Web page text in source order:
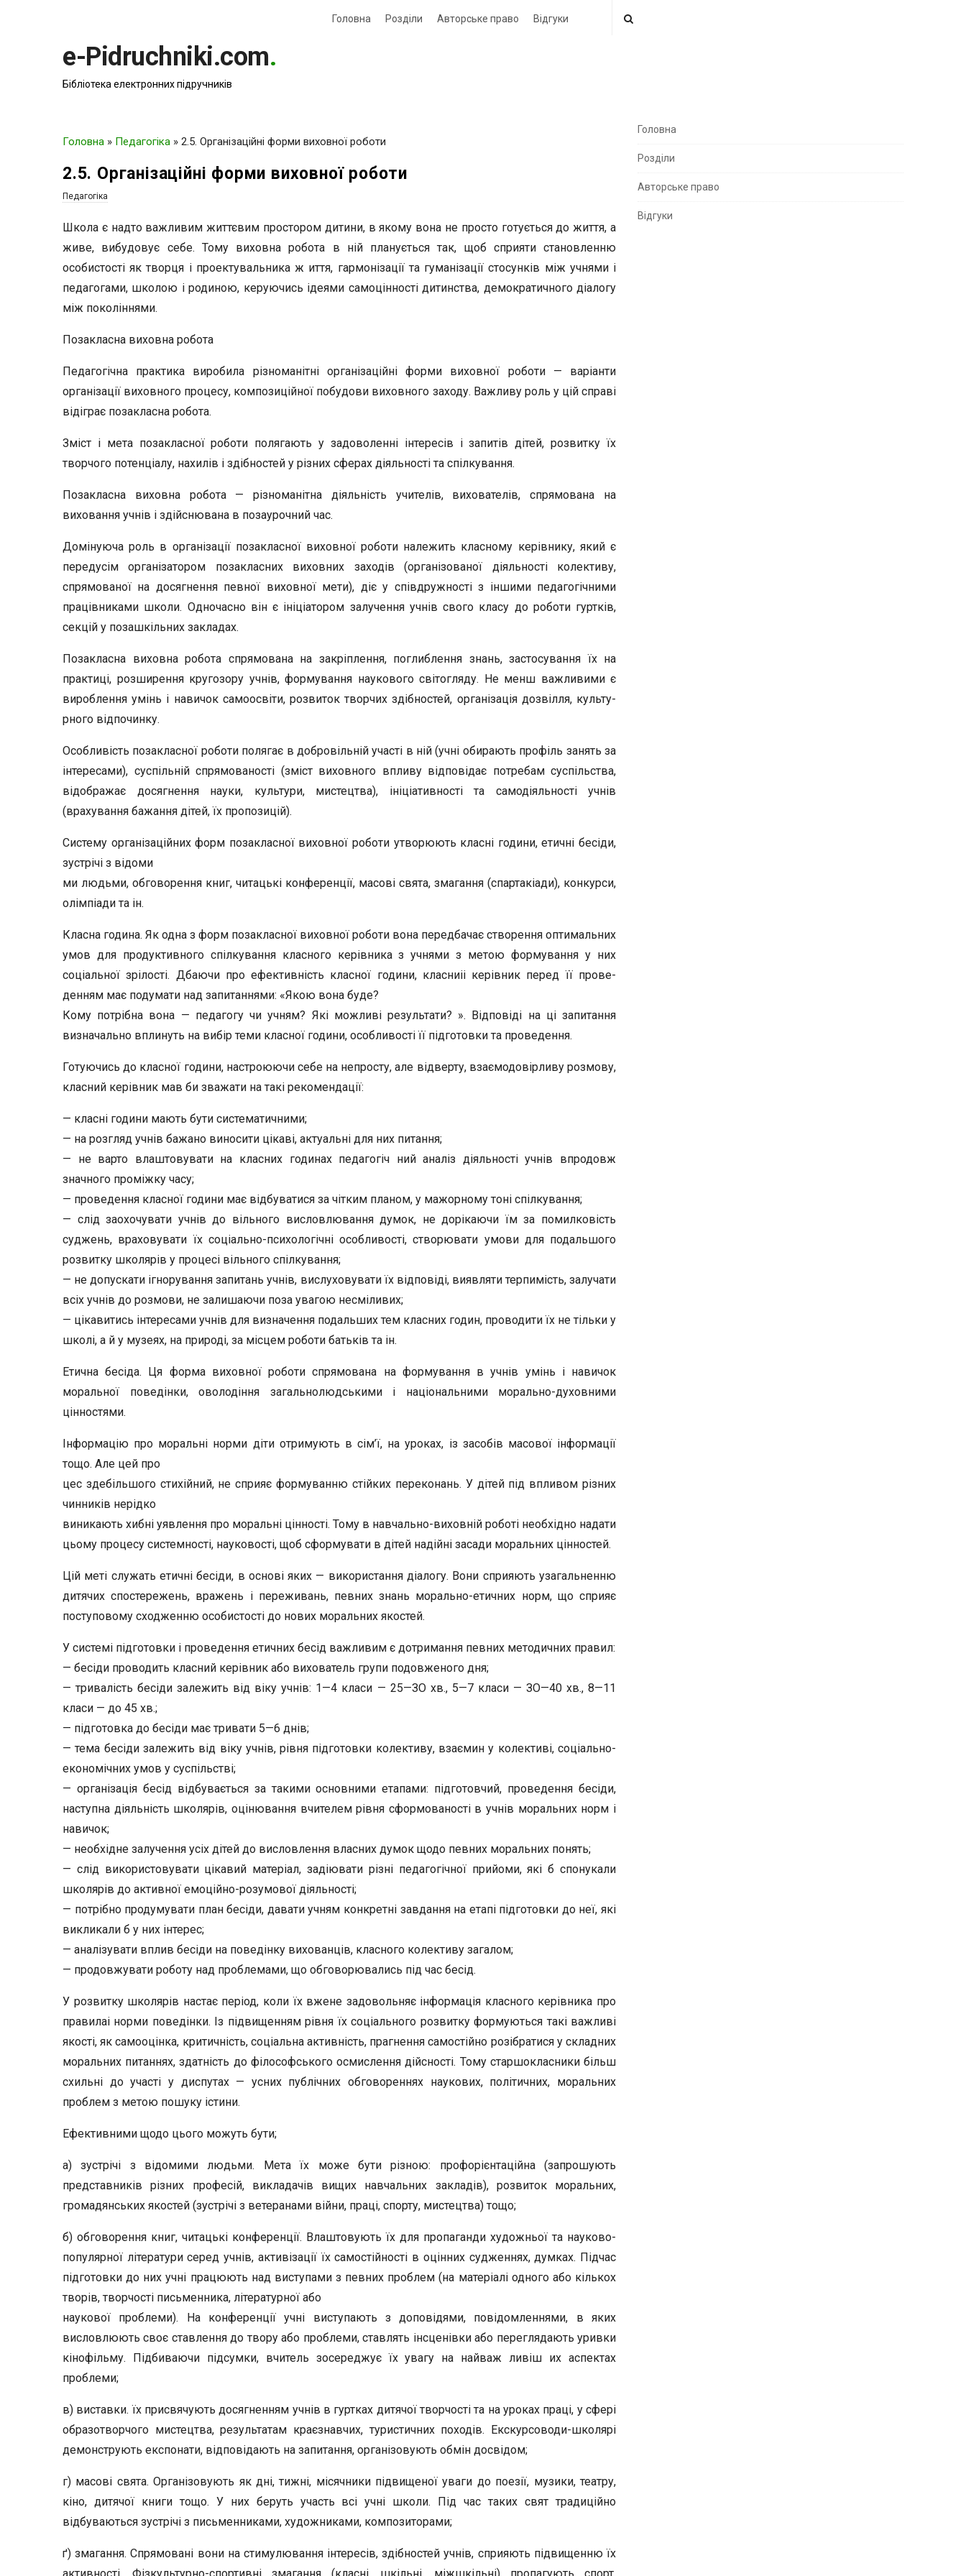
Головна Розділи Авторське право Відгуки
e-Pidruchniki.com.
Бібліотека електронних підручників
Головна » Педагогіка » 2.5. Організаційні форми виховної роботи
2.5. Організаційні форми виховної роботи
Педагогіка
Школа є надто важливим життєвим простором дитини, в якому вона не просто готується до життя, а
живе, вибудо­вує себе. Тому виховна робота в ній планується так, щоб сприяти становленню
особистості як творця і проектуваль­ника ж иття, гармонізації та гуманізації стосунків між учнями і
педагогами, школою і родиною, керуючись ідеями самоцінності дитинства, демократичного діалогу
між поко­ліннями.
Позакласна виховна робота
Педагогічна практика виробила різноманітні органі­заційні форми виховної роботи — варіанти
організації виховного процесу, композиційної побудови виховного заходу. Важливу роль у цій справі
відіграє позакласна ро­бота.
Зміст і мета позакласної роботи полягають у задоволенні інтересів і запитів дітей, розвитку їх
творчого потенціалу, на­хилів і здібностей у різних сферах діяльності та спілкування.
Позакласна виховна робота — різноманітна діяльність учителів, вихователів, спрямована на
виховання учнів і здійснювана в поза­урочний час.
Домінуюча роль в організації позакласної виховної ро­боти належить класному керівнику, який є
передусім орга­нізатором позакласних виховних заходів (організованої ді­яльності колективу,
спрямованої на досягнення певної ви­ховної мети), діє у співдружності з іншими педагогічними
працівниками школи. Одночасно він є ініціатором залучен­ня учнів свого класу до роботи гуртків,
секцій у позашкіль­них закладах.
Позакласна виховна робота спрямована на закріплення, поглиблення знань, застосування їх на
практиці, розширення кругозору учнів, формування наукового світогляду. Не менш важливими є
вироблення умінь і навичок самоосвіти, розвиток творчих здібностей, організація дозвілля, культу­
рного відпочинку.
Особливість позакласної роботи полягає в добровільній участі в ній (учні обирають профіль занять за
інтересами), суспільній спрямованості (зміст виховного впливу відпові­дає потребам суспільства,
відображає досягнення науки, культури, мистецтва), ініціативності та самодіяльності уч­нів
(врахування бажання дітей, їх пропозицій).
Систему організаційних форм позакласної виховної робо­ти утворюють класні години, етичні бесіди,
зустрічі з відоми­
ми людьми, обговорення книг, читацькі конференції, масові свята, змагання (спартакіади), конкурси,
олімпіади та ін.
Класна година. Як одна з форм позакласної виховної ро­боти вона передбачає створення оптимальних
умов для продуктивного спілкування класного керівника з учнями з ме­тою формування у них
соціальної зрілості. Дбаючи про ефе­ктивність класної години, класниіі керівник перед її прове­
денням має подумати над запитаннями: «Якою вона буде?
Кому потрібна вона — педагогу чи учням? Які можливі ре­зультати? ». Відповіді на ці запитання
визначально вплинуть на вибір теми класної години, особливості її підготовки та проведення.
Готуючись до класної години, настроюючи себе на не­просту, але відверту, взаємодовірливу розмову,
класний керівник мав би зважати на такі рекомендації:
— класні години мають бути систематичними;
— на розгляд учнів бажано виносити цікаві, актуальні для них питання;
— не варто влаштовувати на класних годинах педагогіч­ ний аналіз діяльності учнів впродовж
значного проміжку часу;
— проведення класної години має відбуватися за чітким планом, у мажорному тоні спілкування;
— слід заохочувати учнів до вільного висловлювання ду­мок, не дорікаючи їм за помилковість
суджень, враховува­ти їх соціально-психологічні особливості, створювати умо­ви для подальшого
розвитку школярів у процесі вільного спілкування;
— не допускати ігнорування запитань учнів, вислухо­вувати їх відповіді, виявляти терпимість, залучати
всіх уч­нів до розмови, не залишаючи поза увагою несміливих;
— цікавитись інтересами учнів для визначення подаль­ших тем класних годин, проводити їх не тільки у
школі, а й у музеях, на природі, за місцем роботи батьків та ін.
Етична бесіда. Ця форма виховної роботи спрямована на формування в учнів умінь і навичок
моральної поведін­ки, оволодіння загальнолюдськими і національними мора­льно-духовними
цінностями.
Інформацію про моральні норми діти отримують в сім’ї, на уроках, із засобів масової інформації
тощо. Але цей про­
цес здебільшого стихійний, не сприяє формуванню стійких переконань. У дітей під впливом різних
чинників нерідко
виникають хибні уявлення про моральні цінності. Тому в навчально-виховній роботі необхідно надати
цьому проце­су системності, науковості, щоб сформувати в дітей надійні засади моральних цінностей.
Цій меті служать етичні бесіди, в основі яких — вико­ристання діалогу. Вони сприяють узагальненню
дитячих спостережень, вражень і переживань, певних знань морально-етичних норм, що сприяє
поступовому сходженню осо­бистості до нових моральних якостей.
У системі підготовки і проведення етичних бесід важли­вим є дотримання певних методичних правил:
— бесіди проводить класний керівник або вихователь групи подовженого дня;
— тривалість бесіди залежить від віку учнів: 1—4 класи — 25—ЗО хв., 5—7 класи — ЗО—40 хв., 8—11
класи — до 45 хв.;
— підготовка до бесіди має тривати 5—6 днів;
— тема бесіди залежить від віку учнів, рівня підготов­ки колективу, взаємин у колективі, соціально-
економічних умов у суспільстві;
— організація бесід відбувається за такими основними етапами: підготовчий, проведення бесіди,
наступна діяль­ність школярів, оцінювання вчителем рівня сформованості в учнів моральних норм і
навичок;
— необхідне залучення усіх дітей до висловлення влас­них думок щодо певних моральних понять;
— слід використовувати цікавий матеріал, задіювати різ­ні педагогічної прийоми, які б спонукали
школярів до ак­тивної емоційно-розумової діяльності;
— потрібно продумувати план бесіди, давати учням кон­кретні завдання на етапі підготовки до неї, які
викликали б у них інтерес;
— аналізувати вплив бесіди на поведінку вихованців, класного колективу загалом;
— продовжувати роботу над проблемами, що обговорю­вались під час бесід.
У розвитку школярів настає період, коли їх вжене задово­льняє інформація класного керівника про
правилаі норми по­ведінки. Із підвищенням рівня їх соціального розвитку фор­муються такі важливі
якості, як самооцінка, критичність, со­ціальна активність, прагнення самостійно розібратися у складних
моральних питаннях, здатність до філософського осмислення дійсності. Тому старшокласники більш
схильні до участі у диспутах — усних публічних обговореннях наукових, політичних, моральних
проблем з метою пошуку істини.
Ефективними щодо цього можуть бути;
а) зустрічі з відомими людьми. Мета їх може бути різ­ною: профорієнтаційна (запрошують
представників різних професій, викладачів вищих навчальних закладів), розви­ток моральних,
громадянських якостей (зустрічі з ветера­нами війни, праці, спорту, мистецтва) тощо;
б) обговорення книг, читацькі конференції. Влаштову­ють їх для пропаганди художньої та науково-
популярної літератури серед учнів, активізації їх самостійності в оцінних судженнях, думках. Підчас
підготовки до них учні працю­ють над виступами з певних проблем (на матеріалі одного або кількох
творів, творчості письменника, літературної або
наукової проблеми). На конференції учні виступають з до­повідями, повідомленнями, в яких
висловлюють своє став­лення до твору або проблеми, ставлять інсценівки або пере­глядають уривки
кінофільму. Підбиваючи підсумки, вчи­тель зосереджує їх увагу на найваж ливіш их аспектах
проблеми;
в) виставки. їх присвячують досягненням учнів в гурт­ках дитячої творчості та на уроках праці, у сфері
образотвор­чого мистецтва, результатам краєзнавчих, туристичних по­ходів. Екскурсоводи-школярі
демонструють експонати, від­повідають на запитання, організовують обмін досвідом;
г) масові свята. Організовують як дні, тижні, місячни­ки підвищеної уваги до поезії, музики, театру,
кіно, дитя­чої книги тощо. У них беруть участь всі учні школи. Під час таких свят традиційно
відбуваються зустрічі з письменни­ками, художниками, композиторами;
ґ) змагання. Спрямовані вони на стимулювання інтере­сів, здібностей учнів, сприяють підвищенню їх
S
e
S
Головна
Розділи
Авторське право
Відгуки